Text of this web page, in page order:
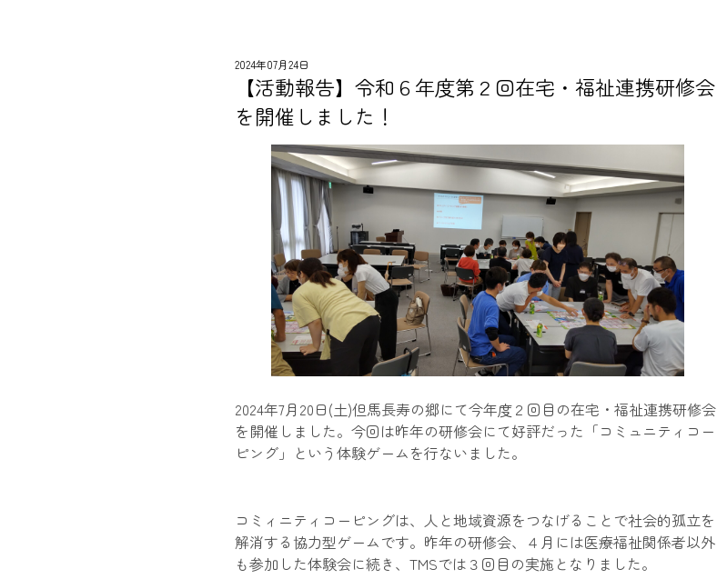
2024年07月24日
【活動報告】令和６年度第２回在宅・福祉連携研修会
を開催しました！
2024年7月20日(土)但馬長寿の郷にて今年度２回目の在宅・福祉連携研修会
を開催しました。今回は昨年の研修会にて好評だった「コミュニティコー
ピング」という体験ゲームを行ないました。
コミィニティコーピングは、人と地域資源をつなげることで社会的孤立を
解消する協力型ゲームです。昨年の研修会、４月には医療福祉関係者以外
も参加した体験会に続き、TMSでは３回目の実施となりました。